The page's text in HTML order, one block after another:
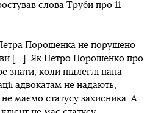
слова Труби про 11
Порошенка не порушено
[...]. Як Петро Порошенко про
знати, коли підлеглі пана
адвокатам не надають,
маємо статусу захисника. А